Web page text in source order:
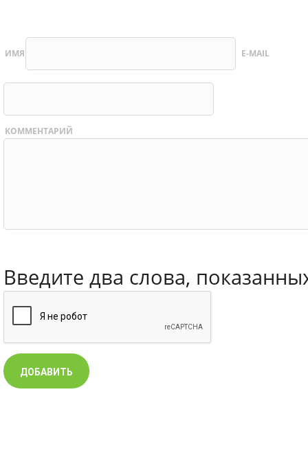
ИМЯ E-MAIL
КОММЕНТАРИЙ
Введите два слова,